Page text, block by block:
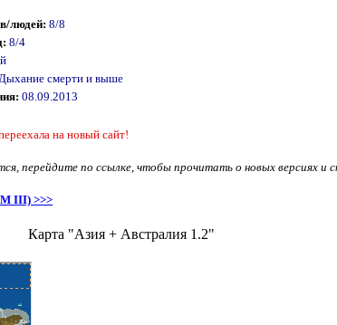
людей: 8/8
8/4
смерти и выше
08.09.2013
на новый сайт!
перейдите по ссылке, чтобы прочитать о новых версиях и
III) >>>
Карта "Азия + Австралия 1.2"